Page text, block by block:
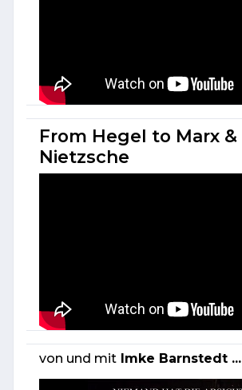
From Hegel to Marx &
Nietzsche
von und mit Imke Barnstedt ...